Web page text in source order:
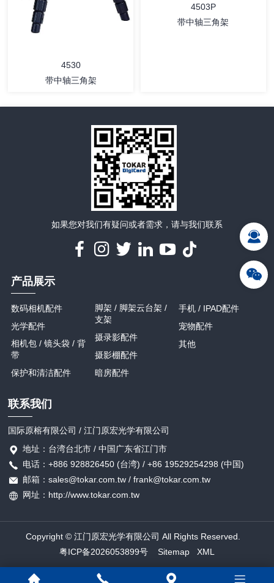
详情
4530
带中轴三角架
详情
4503P
带中轴三角架
如果您对我们有疑问或者需求，请与我们联系
产品展示
数码相机配件
光学配件
相机包 / 镜头袋 / 背
带
保护和清洁配件
脚架 / 脚架云台架 /
支架
摄录影配件
摄影棚配件
暗房配件
手机 / IPAD配件
宠物配件
其他
联系我们
国际原榕有限公司 / 江门原宏光学有限公司
地址：台湾台北市 / 中国广东省江门市
电话：+886 928826450 (台湾) / +86 19529254298 (中国)
邮箱：sales@tokar.com.tw / frank@tokar.com.tw
网址：http://www.tokar.com.tw
Copyright © 江门原宏光学有限公司 All Rights Reserved.
粤ICP备2026053899号
Sitemap XML